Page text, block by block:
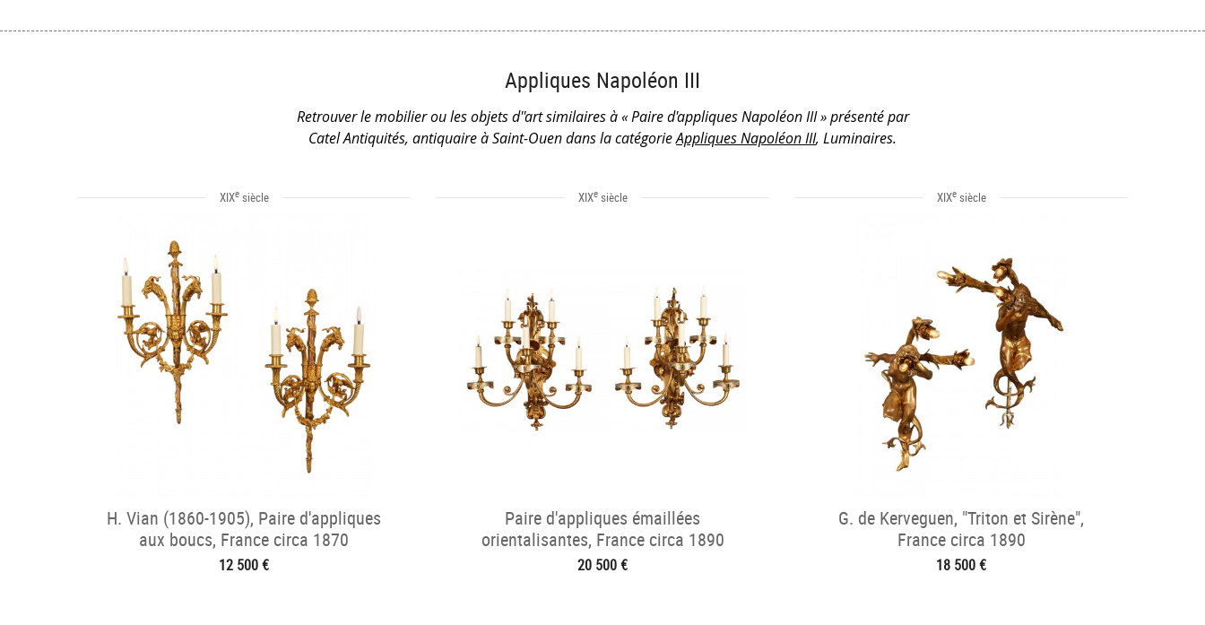
Appliques Napoléon III
Retrouver le mobilier ou les objets d''art similaires à « Paire d'appliques Napoléon III » présenté par
Catel Antiquités, antiquaire à Saint-Ouen dans la catégorieAppliques Napoléon III, Luminaires.
XIXesiècle
H. Vian (1860-1905), Paire d'appliques
aux boucs, France circa 1870
12 500 €
XIXesiècle
Paire d'appliques émaillées
orientalisantes, France circa 1890
20 500 €
XIXesiècle
G. de Kerveguen, "Triton et Sirène",
France circa 1890
18 500 €